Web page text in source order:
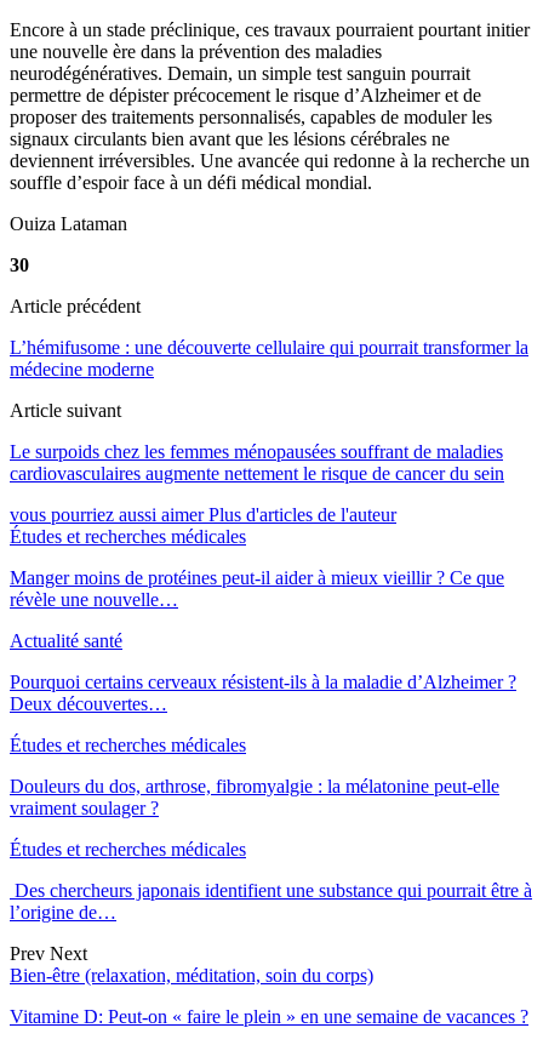
Encore à un stade préclinique, ces travaux pourraient pourtant initier
une nouvelle ère dans la prévention des maladies
neurodégénératives. Demain, un simple test sanguin pourrait
permettre de dépister précocement le risque d’Alzheimer et de
proposer des traitements personnalisés, capables de moduler les
signaux circulants bien avant que les lésions cérébrales ne
deviennent irréversibles. Une avancée qui redonne à la recherche un
souffle d’espoir face à un défi médical mondial.
Ouiza Lataman
30
Article précédent
L’hémifusome : une découverte cellulaire qui pourrait transformer la
médecine moderne
Article suivant
Le surpoids chez les femmes ménopausées souffrant de maladies
cardiovasculaires augmente nettement le risque de cancer du sein
vous pourriez aussi aimer Plus d'articles de l'auteur
Études et recherches médicales
Manger moins de protéines peut-il aider à mieux vieillir ? Ce que
révèle une nouvelle…
Actualité santé
Pourquoi certains cerveaux résistent-ils à la maladie d’Alzheimer ?
Deux découvertes…
Études et recherches médicales
Douleurs du dos, arthrose, fibromyalgie : la mélatonine peut-elle
vraiment soulager ?
Études et recherches médicales
Des chercheurs japonais identifient une substance qui pourrait être à
l’origine de…
Prev Next
Bien-être (relaxation, méditation, soin du corps)
Vitamine D: Peut-on « faire le plein » en une semaine de vacances ?